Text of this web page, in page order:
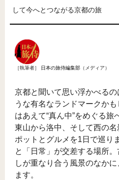
して今へとつながる京都の旅
［執筆者］ 日本の旅侍編集部 （メディア）
京都と聞いて思い浮かべる
うな有名なランドマークか
はあえて“真ん中”をめぐる旅
東山から洛中、そして西の
ポットとグルメを1日で巡り
と「日常」が交差する場所
しが重なり合う風景のなか
ます。